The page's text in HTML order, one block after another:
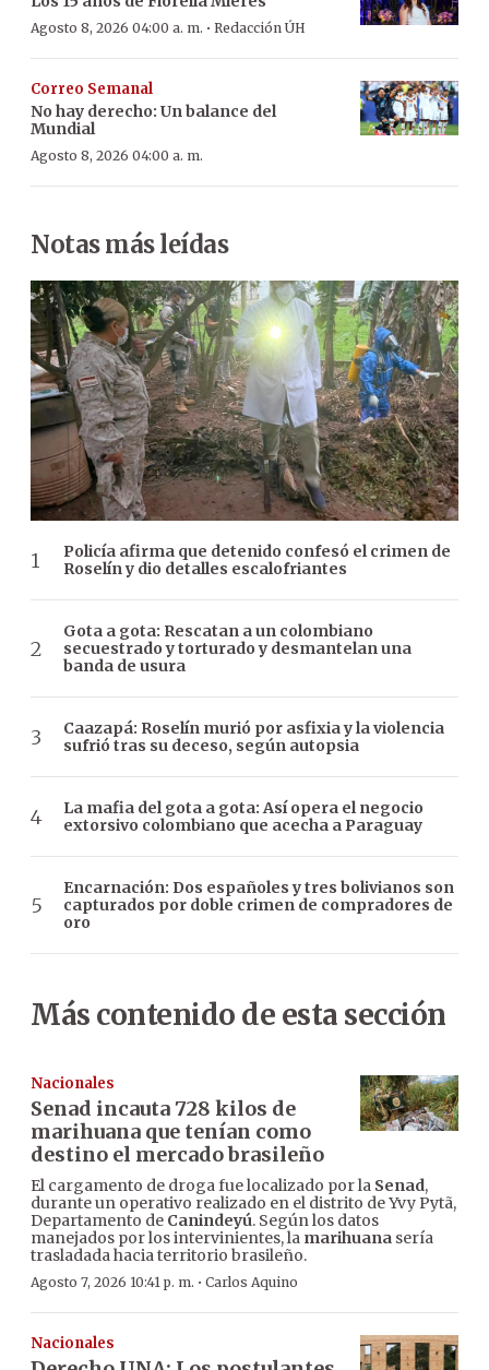
Agosto 8, 2026 04:00 a. m. · Redacción ÚH
Correo Semanal
No hay derecho: Un balance del
Mundial
Agosto 8, 2026 04:00 a. m.
Notas más leídas
Policía afirma que detenido confesó el crimen de
Roselín y dio detalles escalofriantes
Gota a gota: Rescatan a un colombiano
secuestrado y torturado y desmantelan una
banda de usura
Caazapá: Roselín murió por asfixia y la violencia
sufrió tras su deceso, según autopsia
La mafia del gota a gota: Así opera el negocio
extorsivo colombiano que acecha a Paraguay
Encarnación: Dos españoles y tres bolivianos son
capturados por doble crimen de compradores de
oro
Más contenido de esta sección
Nacionales
Senad incauta 728 kilos de
marihuana que tenían como
destino el mercado brasileño
El cargamento de droga fue localizado por la Senad,
durante un operativo realizado en el distrito de Yvy Pytã,
Departamento de Canindeyú. Según los datos
manejados por los intervinientes, la marihuana sería
trasladada hacia territorio brasileño.
Agosto 7, 2026 10:41 p. m. · Carlos Aquino
Nacionales